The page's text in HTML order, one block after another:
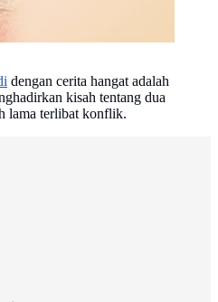
dengan cerita hangat adalah
kisah tentang dua
lama terlibat konflik.